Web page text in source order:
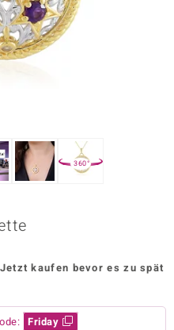
360°
Jetzt kaufen bevor es zu spät
Friday